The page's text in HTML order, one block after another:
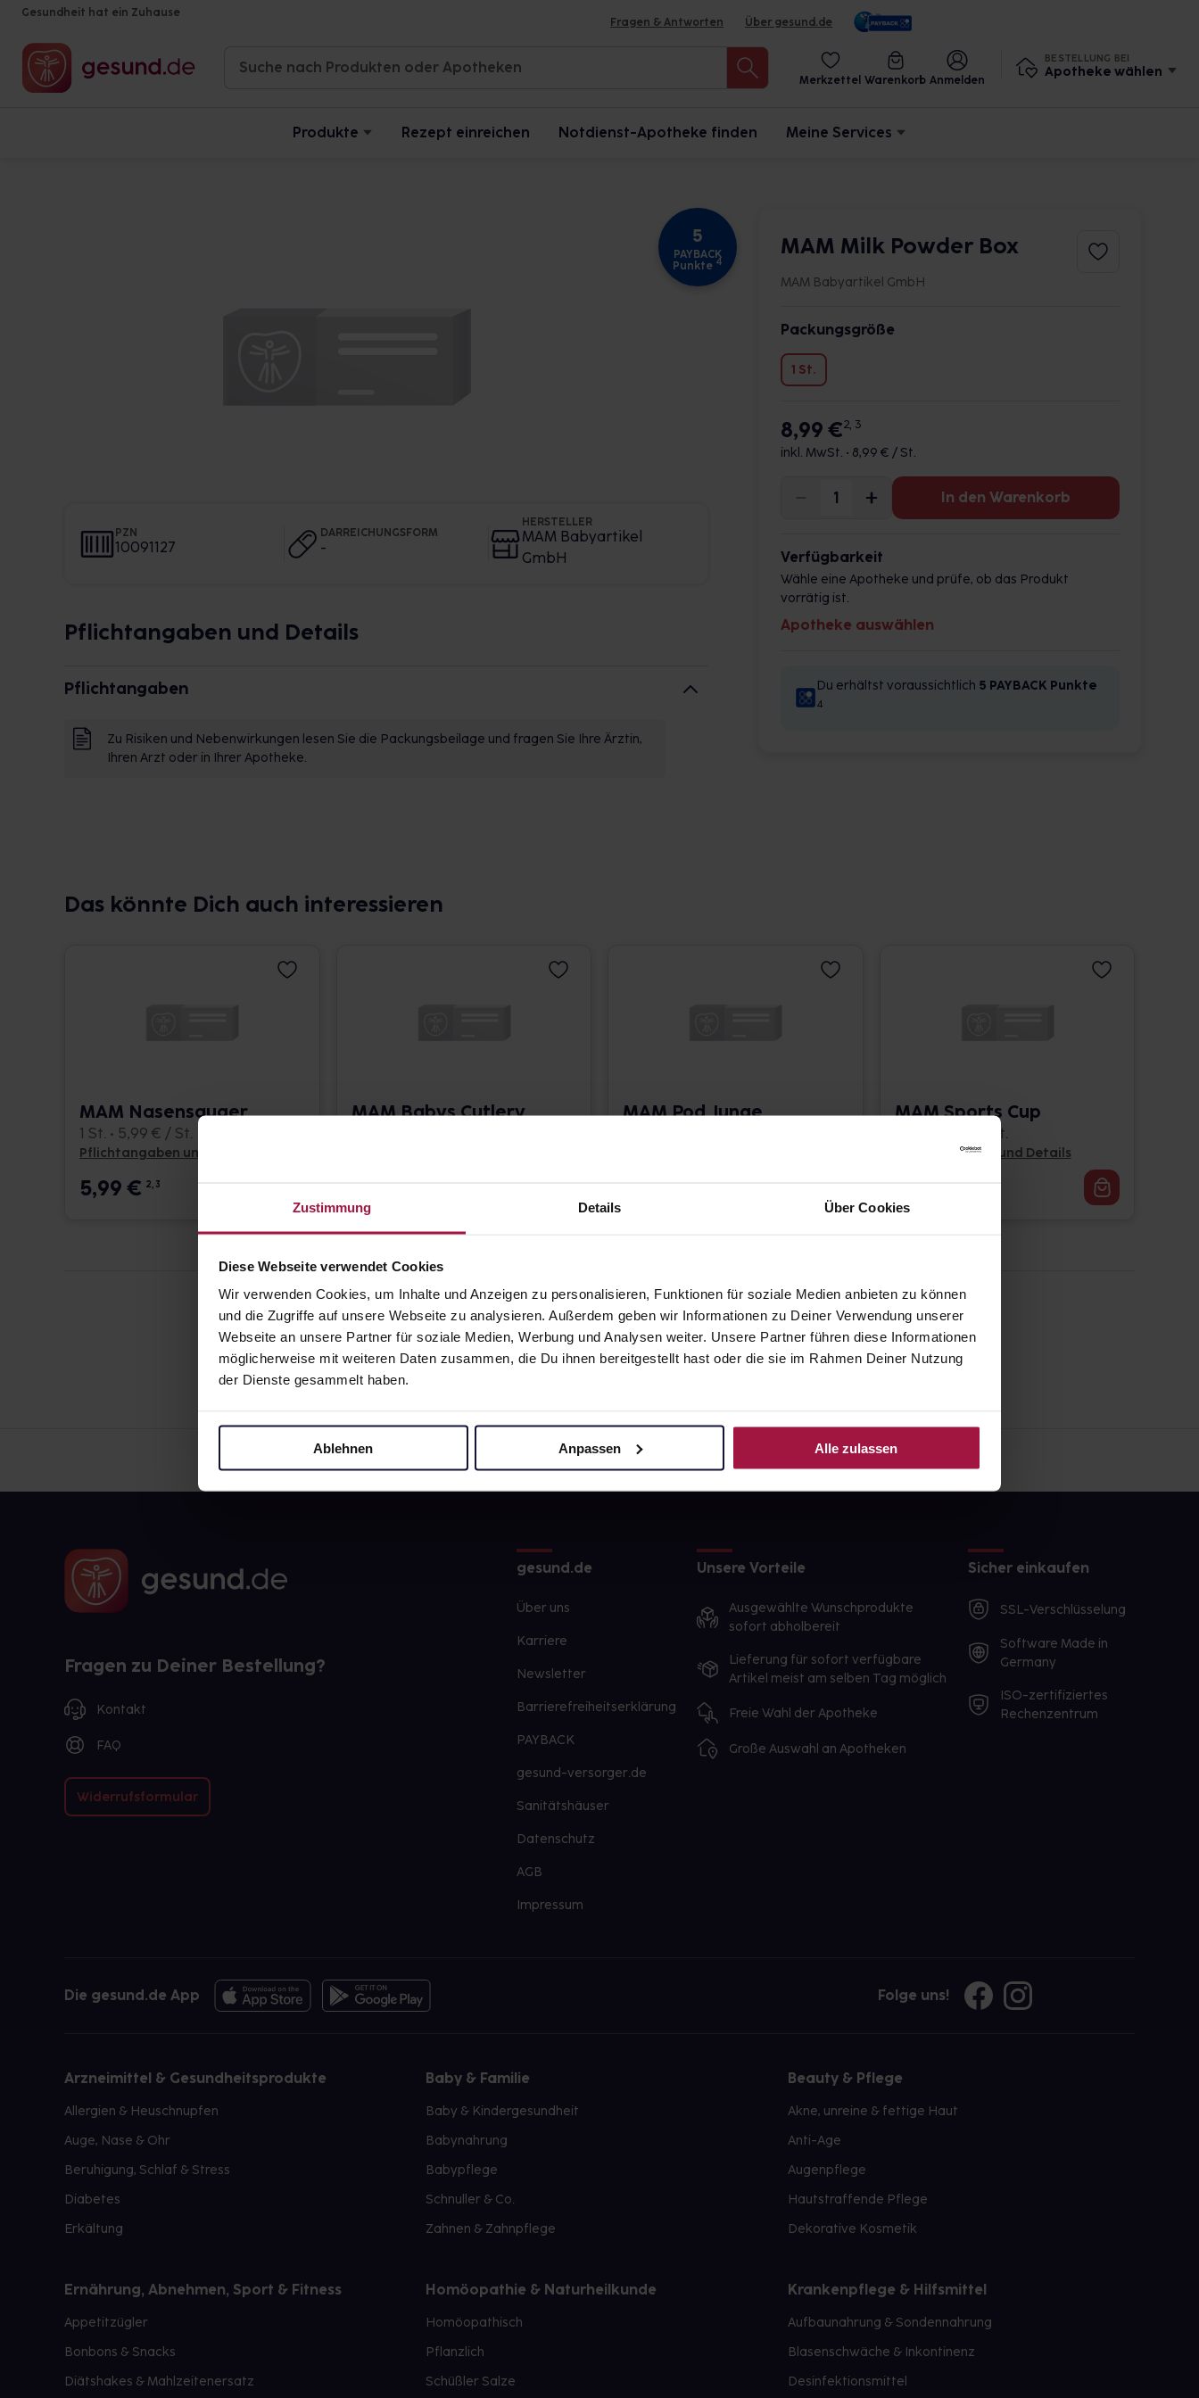
Zustimmung Details Über Cookies
Diese Webseite verwendet Cookies
Wir verwenden Cookies, um Inhalte und Anzeigen zu personalisieren, Funktionen für soziale Medien anbieten zu können
und die Zugriffe auf unsere Webseite zu analysieren. Außerdem geben wir Informationen zu Deiner Verwendung unserer
Webseite an unsere Partner für soziale Medien, Werbung und Analysen weiter. Unsere Partner führen diese Informationen
möglicherweise mit weiteren Daten zusammen, die Du ihnen bereitgestellt hast oder die sie im Rahmen Deiner Nutzung
der Dienste gesammelt haben.
Ablehnen Anpassen Alle zulassen
Gesundheit hat ein Zuhause
Fragen & Antworten Über gesund.de
Merkzettel Warenkorb Anmelden
BESTELLUNG BEI
Apotheke wählen
Produkte Rezept einreichen Notdienst-Apotheke finden Meine Services
5
PAYBACK
Punkte 4
PZN
10091127
DARREICHUNGSFORM
-
HERSTELLER
MAM Babyartikel
GmbH
Pflichtangaben und Details
Pflichtangaben
Zu Risiken und Nebenwirkungen lesen Sie die Packungsbeilage und fragen Sie Ihre Ärztin,
Ihren Arzt oder in Ihrer Apotheke.
MAM Milk Powder Box
MAM Babyartikel GmbH
Packungsgröße
1 St.
8,99 €2, 3
inkl. MwSt. • 8,99 € / St.
In den Warenkorb
Verfügbarkeit
Wähle eine Apotheke und prüfe, ob das Produkt
vorrätig ist.
Apotheke auswählen
Du erhältst voraussichtlich 5 PAYBACK Punkte
4
Das könnte Dich auch interessieren
MAM Nasensauger
1 St. • 5,99 € / St.
Pflichtangaben und Details
5,99€ 2, 3
MAM Babys Cutlery MAM Pod Junge MAM Sports Cup
1 St. • 9,99 € / St.
Pflichtangaben und Details
Fragen zu Deiner Bestellung?
Kontakt
FAQ
Widerrufsformular
gesund.de
Über uns
Karriere
Newsletter
Barrierefreiheitserklärung
PAYBACK
gesund-versorger.de
Sanitätshäuser
Datenschutz
AGB
Impressum
Unsere Vorteile
Ausgewählte Wunschprodukte
sofort abholbereit
Lieferung für sofort verfügbare
Artikel meist am selben Tag möglich
Freie Wahl der Apotheke
Große Auswahl an Apotheken
Sicher einkaufen
SSL-Verschlüsselung
Software Made in
Germany
ISO-zertifiziertes
Rechenzentrum
Die gesund.de App Folge uns!
Arzneimittel & Gesundheitsprodukte
Allergien & Heuschnupfen
Auge, Nase & Ohr
Beruhigung, Schlaf & Stress
Diabetes
Erkältung
Baby & Familie
Baby & Kindergesundheit
Babynahrung
Babypflege
Schnuller & Co.
Zahnen & Zahnpflege
Beauty & Pflege
Akne, unreine & fettige Haut
Anti-Age
Augenpflege
Hautstraffende Pflege
Dekorative Kosmetik
Ernährung, Abnehmen, Sport & Fitness
Appetitzügler
Bonbons & Snacks
Diätshakes & Mahlzeitenersatz
Homöopathie & Naturheilkunde
Homöopathisch
Pflanzlich
Schüßler Salze
Krankenpflege & Hilfsmittel
Aufbaunahrung & Sondennahrung
Blasenschwäche & Inkontinenz
Desinfektionsmittel